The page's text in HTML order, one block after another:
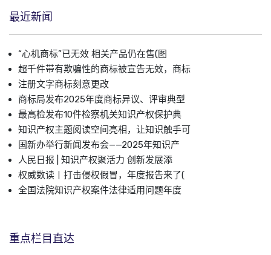
最近新闻
“心机商标”已无效 相关产品仍在售(图
超千件带有欺骗性的商标被宣告无效，商标
注册文字商标刻意更改
商标局发布2025年度商标异议、评审典型
最高检发布10件检察机关知识产权保护典
知识产权主题阅读空间亮相，让知识触手可
国新办举行新闻发布会——2025年知识产
人民日报 | 知识产权聚活力 创新发展添
权威数读丨打击侵权假冒，年度报告来了(
全国法院知识产权案件法律适用问题年度
重点栏目直达